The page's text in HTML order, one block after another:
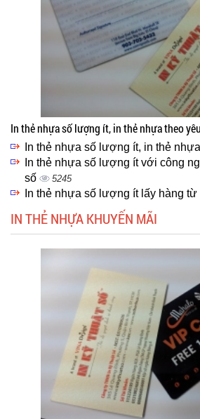
In thẻ nhựa số lượng ít, in thẻ nhựa theo
In thẻ nhựa số lượng ít, in thẻ
In thẻ nhựa số lượng ít với công
số
5245
In thẻ nhựa số lượng ít lấy hàng từ
IN THẺ NHỰA KHUYẾN MÃI